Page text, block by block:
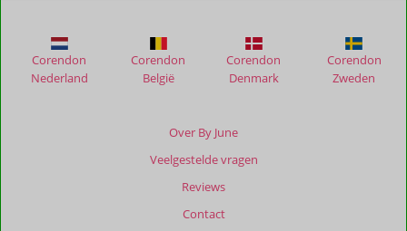
Over By June
Veelgestelde vragen
Reviews
Contact
Corendon
Nederland
Corendon
België
Corendon
Denmark
Corendon
Zweden